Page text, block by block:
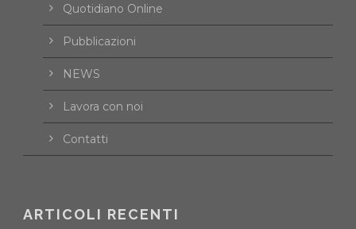
Quotidiano Online
Pubblicazioni
NEWS
Lavora con noi
Contatti
ARTICOLI RECENTI